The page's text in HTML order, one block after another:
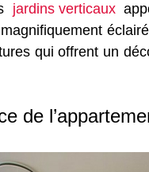
jardins verticaux
qui offrent un
de